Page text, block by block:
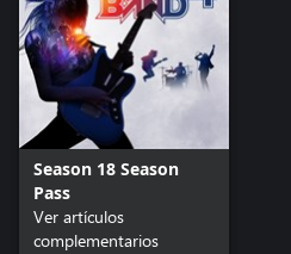
Season 18 Season
Pass
Ver artículos
complementarios